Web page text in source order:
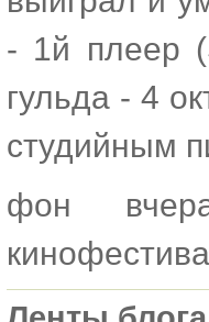
- 1й плеер
гульда - 4
студийным
фон